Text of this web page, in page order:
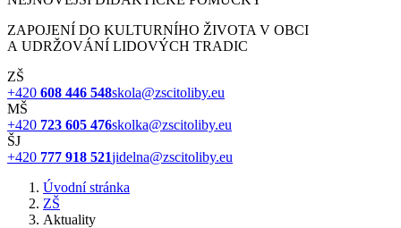
ZAPOJENÍ DO KULTURNÍHO ŽIVOTA V OBCI
A UDRŽOVÁNÍ LIDOVÝCH TRADIC
ZŠ
+420 608 446 548skola@zscitoliby.eu
MŠ
+420 723 605 476skolka@zscitoliby.eu
ŠJ
+420 777 918 521jidelna@zscitoliby.eu
Úvodní stránka
ZŠ
Aktuality